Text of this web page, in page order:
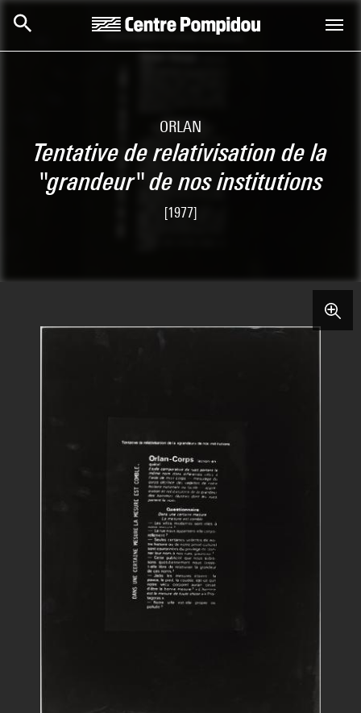
ORLAN
Tentative de relativisation de la
"grandeur" de nos institutions
[1977]